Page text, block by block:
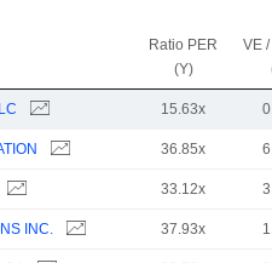
Ratio PER
(Y)
VE
15.63x
36.85x
33.12x
INC. 37.93x